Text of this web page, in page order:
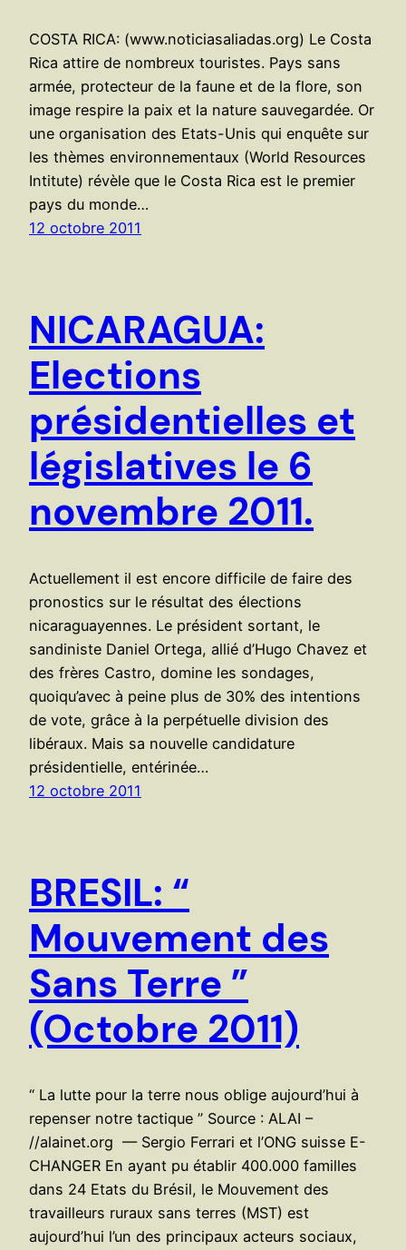
COSTA RICA: (www.noticiasaliadas.org) Le Costa
Rica attire de nombreux touristes. Pays sans
armée, protecteur de la faune et de la flore, son
image respire la paix et la nature sauvegardée. Or
une organisation des Etats-Unis qui enquête sur
les thèmes environnementaux (World Resources
Intitute) révèle que le Costa Rica est le premier
pays du monde…
12 octobre 2011
NICARAGUA:
Elections
présidentielles et
législatives le 6
novembre 2011.
Actuellement il est encore difficile de faire des
pronostics sur le résultat des élections
nicaraguayennes. Le président sortant, le
sandiniste Daniel Ortega, allié d’Hugo Chavez et
des frères Castro, domine les sondages,
quoiqu’avec à peine plus de 30% des intentions
de vote, grâce à la perpétuelle division des
libéraux. Mais sa nouvelle candidature
présidentielle, entérinée…
12 octobre 2011
BRESIL: “
Mouvement des
Sans Terre ”
(Octobre 2011)
“ La lutte pour la terre nous oblige aujourd’hui à
repenser notre tactique ” Source : ALAI –
//alainet.org — Sergio Ferrari et l’ONG suisse E-
CHANGER En ayant pu établir 400.000 familles
dans 24 Etats du Brésil, le Mouvement des
travailleurs ruraux sans terres (MST) est
aujourd’hui l’un des principaux acteurs sociaux,